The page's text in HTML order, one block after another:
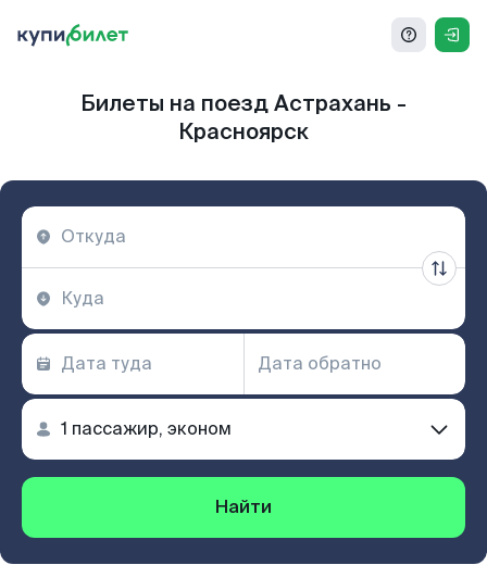
Билеты на поезд Астрахань -
Красноярск
Найти